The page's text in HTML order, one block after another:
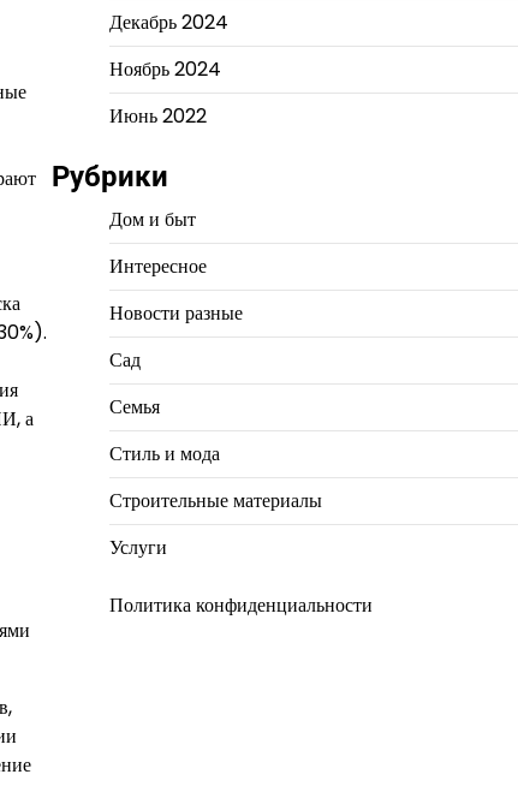
а
Декабрь 2024
Ноябрь 2024
Июнь 2022
Рубрики
Дом и быт
Интересное
Новости разные
Сад
Семья
Стиль и мода
Строительные материалы
Услуги
Политика конфиденциальности